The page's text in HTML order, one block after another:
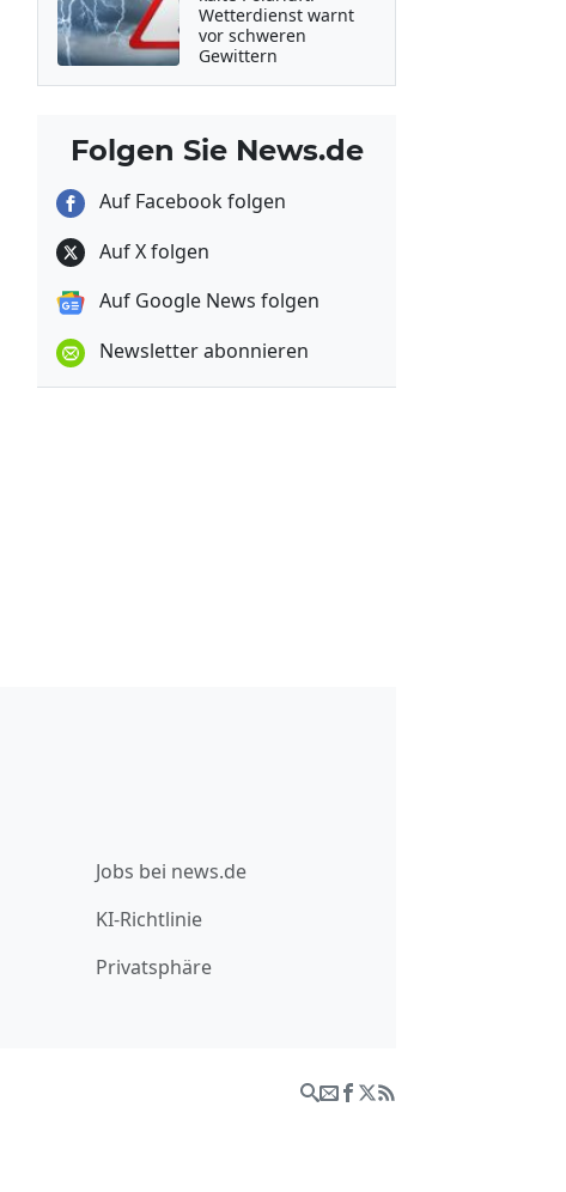
Wetterdienst warnt
vor schweren
Gewittern
Folgen Sie News.de
Auf Facebook folgen
Auf X folgen
Auf Google News folgen
Newsletter abonnieren
Jobs bei news.de
KI-Richtlinie
Privatsphäre